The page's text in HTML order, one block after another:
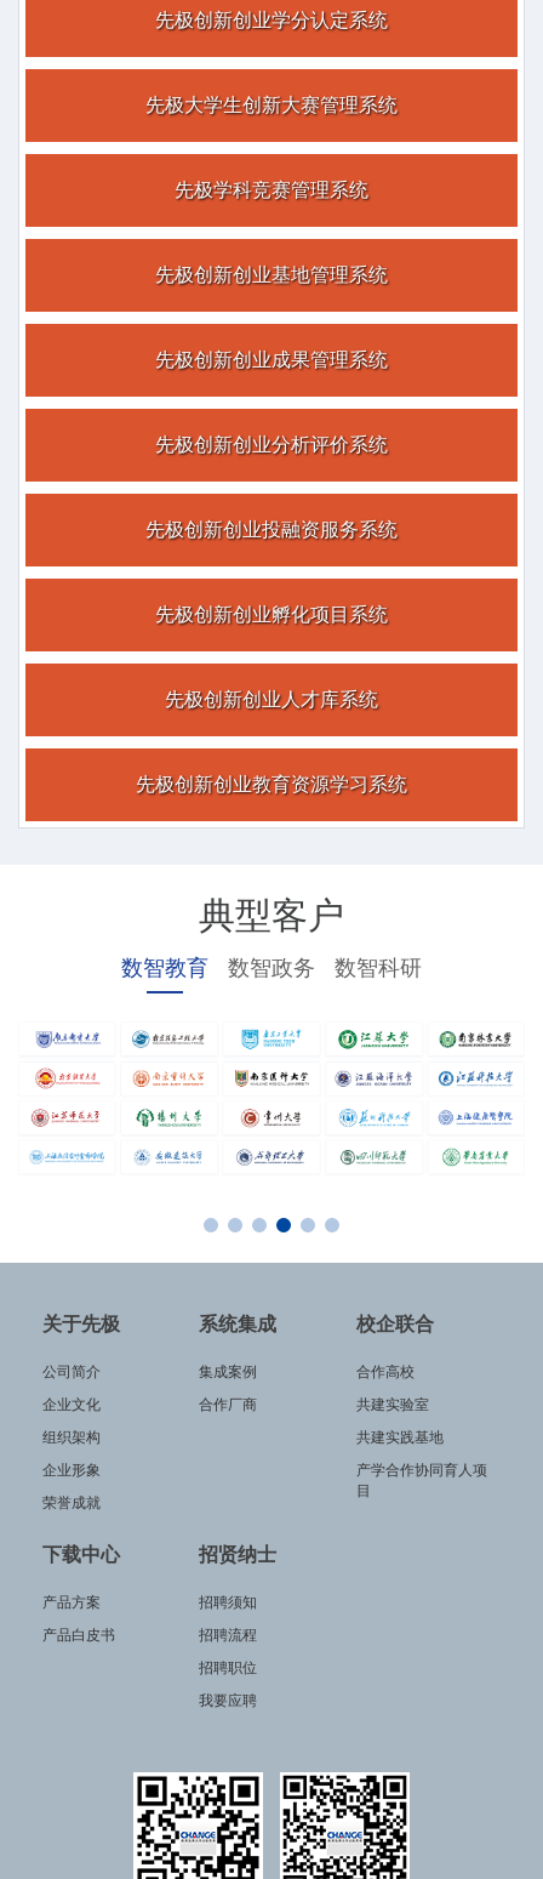
公司通过软件企业认定
2008年11月
2007年09月
公司与河海大学合作开发毕业设计（论文）智能管理系统
2006年07月
先极创新创业学分认定系统
先极大学生创新大赛管理系统
先极学科竞赛管理系统
先极创新创业基地管理系统
先极创新创业成果管理系统
先极创新创业分析评价系统
先极创新创业投融资服务系统
先极创新创业孵化项目系统
先极创新创业人才库系统
先极创新创业教育资源学习系统
典型客户
数智教育 数智政务 数智科研
关于先极
公司简介
企业文化
组织架构
企业形象
荣誉成就
系统集成
集成案例
合作厂商
校企联合
合作高校
共建实验室
共建实践基地
产学合作协同育人项
目
下载中心
产品方案
产品白皮书
招贤纳士
招聘须知
招聘流程
招聘职位
我要应聘